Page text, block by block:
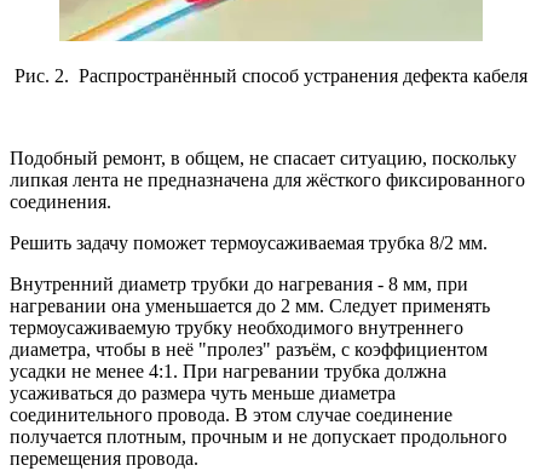
Рис. 2. Распространённый способ устранения дефекта кабеля
Подобный ремонт, в общем, не спасает ситуацию, поскольку
липкая лента не предназначена для жёсткого фиксированного
соединения.
Решить задачу поможет термоусаживаемая трубка 8/2 мм.
Внутренний диаметр трубки до нагревания - 8 мм, при
нагревании она уменьшается до 2 мм. Следует применять
термоусаживаемую трубку необходимого внутреннего
диаметра, чтобы в неё "пролез" разъём, с коэффициентом
усадки не менее 4:1. При нагревании трубка должна
усаживаться до размера чуть меньше диаметра
соединительного провода. В этом случае соединение
получается плотным, прочным и не допускает продольного
перемещения провода.